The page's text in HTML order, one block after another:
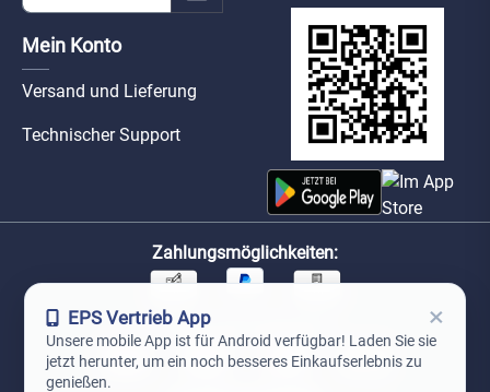
Mein Konto
Versand und Lieferung
Technischer Support
Zahlungsmöglichkeiten:
Unsere Versandpartner:
EPS Vertrieb App ×
Unsere mobile App ist für Android verfügbar! Laden Sie sie
jetzt herunter, um ein noch besseres Einkaufserlebnis zu
genießen.